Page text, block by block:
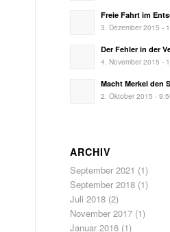
Freie Fahrt im
3. Dezember 2015 -
Der Fehler in der
4. November 2015 -
Macht Merkel den
2. Oktober 2015 -
ARCHIV
September 2021 (1)
September 2018 (1)
Juli 2018 (2)
November 2017 (1)
Januar 2016 (1)